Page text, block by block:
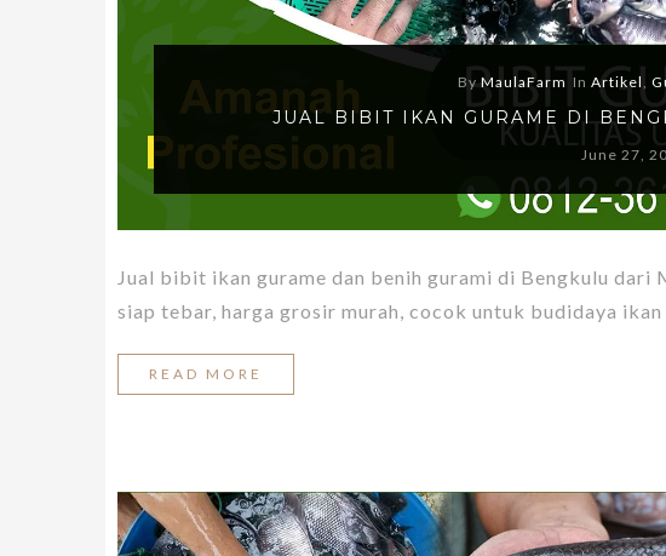
ByMaulaFarm InArtikel,
JUAL BIBIT IKAN GURAME DI
June 27,
Jual bibit ikan gurame dan benih gurami di Bengkulu dari
siap tebar, harga grosir murah, cocok untuk budidaya
READ MORE